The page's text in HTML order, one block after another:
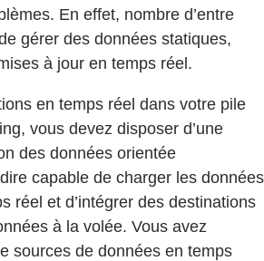
En effet, nombre d’entre
gérer des données statiques,
à jour en temps réel.
en temps réel dans votre pile
vous devez disposer d’une
des données orientée
capable de charger les données
réel et d’intégrer des destinations
à la volée. Vous avez
sources de données en temps